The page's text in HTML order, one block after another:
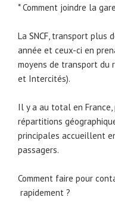
* Comment joindre la
La SNCF, transport plus
année et ceux-ci en
moyens de transport du
et Intercités).
Il y a au total en France,
répartitions
principales accueillent
passagers.
Comment faire pour
rapidement ?